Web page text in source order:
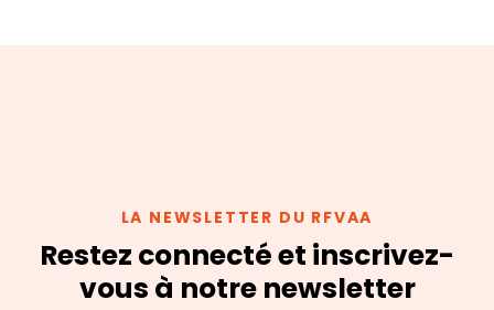
LA NEWSLETTER DU RFVAA
Restez connecté et inscrivez-
vous à notre newsletter